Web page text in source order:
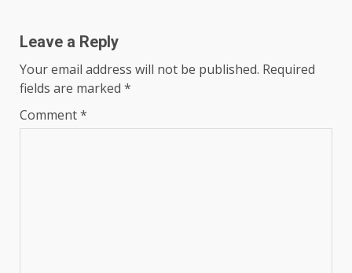
Leave a Reply
Your email address will not be published. Required
fields are marked *
Comment*